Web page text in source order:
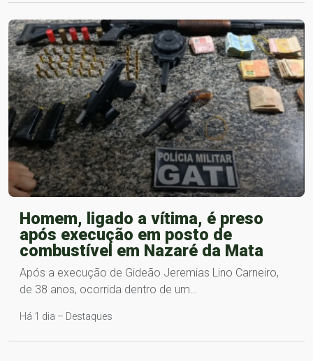
Homem, ligado a vítima, é preso
após execução em posto de
combustível em Nazaré da Mata
Após a execução de Gideão Jeremias Lino Carneiro,
de 38 anos, ocorrida dentro de um…
Há 1 dia – Destaques